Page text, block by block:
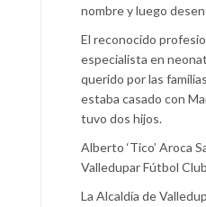
nombre y luego
El reconocido
especialista en
querido por las
estaba casado con
tuvo dos hijos.
Alberto ‘Tico’ Aroca
Valledupar Fútbol
La Alcaldía de